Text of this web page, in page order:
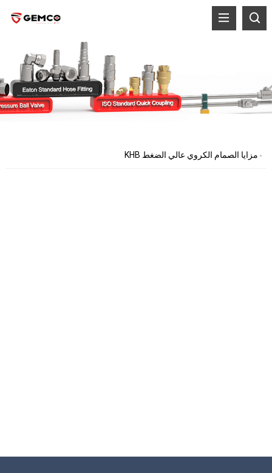
مزايا الصمام الكروي عالي الضغط KHB